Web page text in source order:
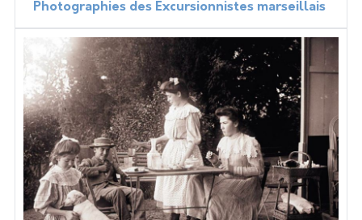
Photographies des Excursionnistes marseillais